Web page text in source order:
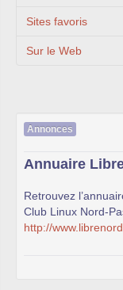
Sites favoris
Sur le Web
Annonces
Annuaire
Retrouvez
Club Linux Nord-
http://